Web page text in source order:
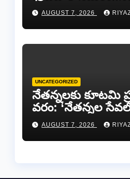
జట్లు సిద్ధం!.
AUGUST 7, 2026
UNCATEGORIZED
​నేతన్నలకు కూటమి
వరం: ‘నేతన్నల
ద్వారా ఏటా ₹25,000
సాయం!
AUGUST 7, 2026